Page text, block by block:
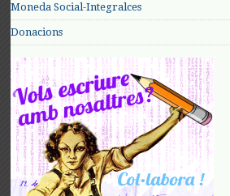
Moneda Social-Integralces
Donacions